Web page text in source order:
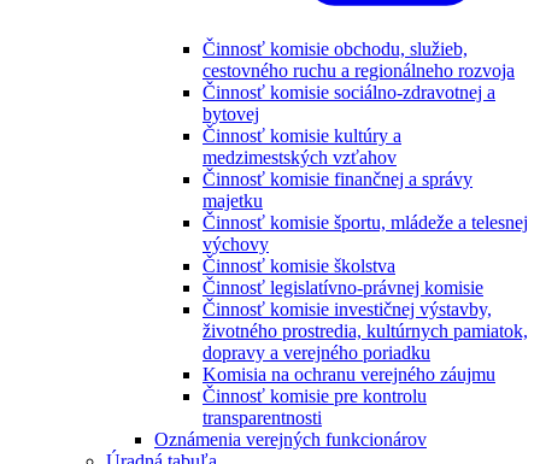
Činnosť komisie obchodu, služieb,
cestovného ruchu a regionálneho rozvoja
Činnosť komisie sociálno-zdravotnej a
bytovej
Činnosť komisie kultúry a
medzimestských vzťahov
Činnosť komisie finančnej a správy
majetku
Činnosť komisie športu, mládeže a telesnej
výchovy
Činnosť komisie školstva
Činnosť legislatívno-právnej komisie
Činnosť komisie investičnej výstavby,
životného prostredia, kultúrnych pamiatok,
dopravy a verejného poriadku
Komisia na ochranu verejného záujmu
Činnosť komisie pre kontrolu
transparentnosti
Oznámenia verejných funkcionárov